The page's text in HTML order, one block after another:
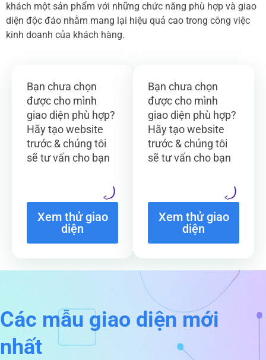
khách một sản phẩm với những chức năng phù hợp và giao
diện độc đáo nhằm mang lại hiệu quả cao trong công việc
kinh doanh của khách hàng.
Bạn chưa chọn
được cho mình
giao diện phù hợp?
Hãy tạo website
trước & chúng tôi
sẽ tư vấn cho bạn
Xem thử giao
diện
Bạn chưa chọn
được cho mình
giao diện phù hợp?
Hãy tạo website
trước & chúng tôi
sẽ tư vấn cho bạn
Xem thử giao
diện
Các mẫu giao diện mới
nhất